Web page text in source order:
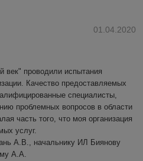
01.04.2020
проводили испытания
Качество предоставляемых
специалисты,
проблемных вопросов в области
часть того, что моя организация
услуг.
А.В., начальнику ИЛ Биянову
А.А.